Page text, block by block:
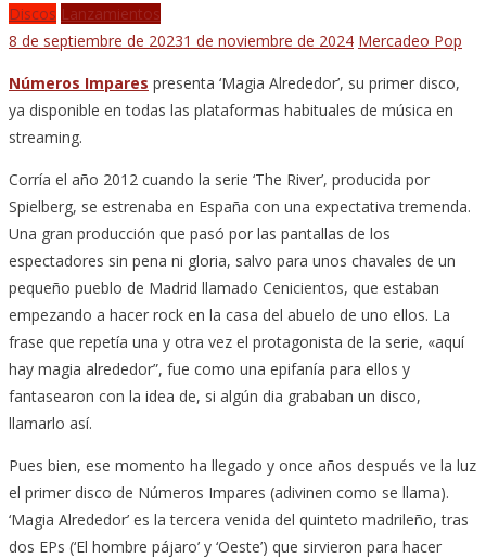
Discos Lanzamientos
8 de septiembre de 20231 de noviembre de 2024 Mercadeo Pop
Números Impares presenta ‘Magia Alrededor’, su primer disco,
ya disponible en todas las plataformas habituales de música en
streaming.
Corría el año 2012 cuando la serie ‘The River’, producida por
Spielberg, se estrenaba en España con una expectativa tremenda.
Una gran producción que pasó por las pantallas de los
espectadores sin pena ni gloria, salvo para unos chavales de un
pequeño pueblo de Madrid llamado Cenicientos, que estaban
empezando a hacer rock en la casa del abuelo de uno ellos. La
frase que repetía una y otra vez el protagonista de la serie, «aquí
hay magia alrededor”, fue como una epifanía para ellos y
fantasearon con la idea de, si algún dia grababan un disco,
llamarlo así.
Pues bien, ese momento ha llegado y once años después ve la luz
el primer disco de Números Impares (adivinen como se llama).
‘Magia Alrededor’ es la tercera venida del quinteto madrileño, tras
dos EPs (‘El hombre pájaro’ y ‘Oeste’) que sirvieron para hacer